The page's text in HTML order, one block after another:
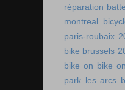
réparation
montreal
paris-roubaix
bike brussels
bike on bike
park les arcs